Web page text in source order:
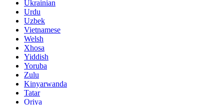
Ukrainian
Urdu
Uzbek
Vietnamese
Welsh
Xhosa
Yiddish
Yoruba
Zulu
Kinyarwanda
Tatar
Oriya